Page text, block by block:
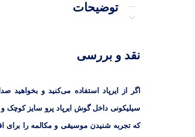
توضیحات
نظرات (1)
پرسش‌ها
نقد و بررسی
اگر از ایرپاد استفاده می‌کنید و
سیلیکونی داخل گوش ایرپاد پرو سایز
که تجربه شنیدن موسیقی و مکالمه را برای